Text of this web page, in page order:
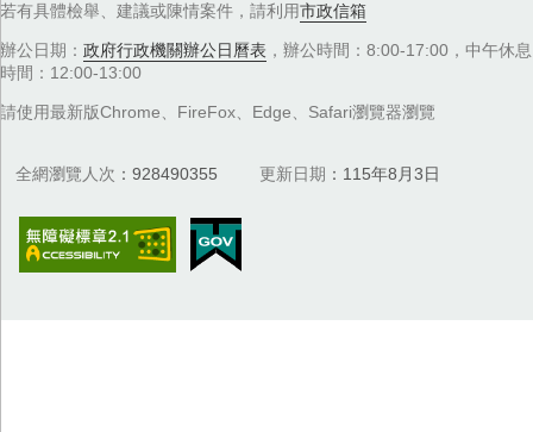
若有具體檢舉、建議或陳情案件，請利用市政信箱
辦公日期： 政府行政機關辦公日曆表 ，辦公時間：8:00-17:00，中午休息
時間：12:00-13:00
請使用最新版Chrome、FireFox、Edge、Safari瀏覽器瀏覽
全網瀏覽人次 928490355 更新日期 115年8月3日